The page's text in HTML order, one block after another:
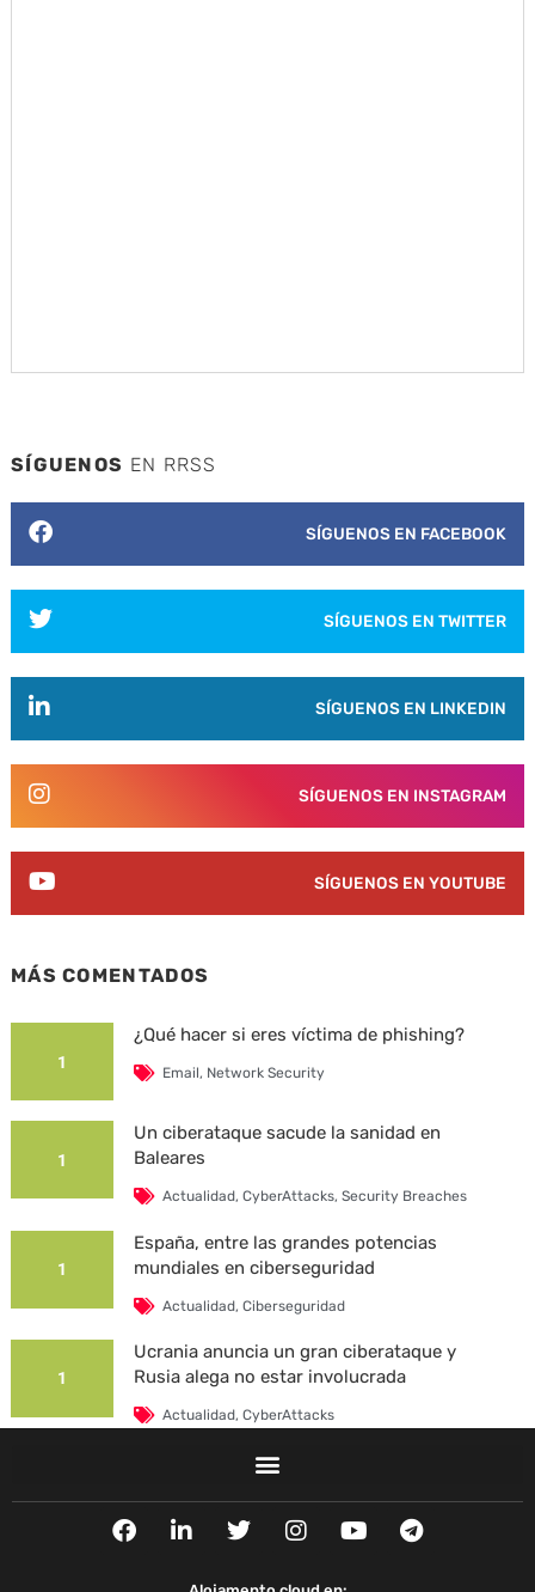
SÍGUENOS EN RRSS
SÍGUENOS EN FACEBOOK
SÍGUENOS EN TWITTER
SÍGUENOS EN LINKEDIN
SÍGUENOS EN INSTAGRAM
SÍGUENOS EN YOUTUBE
MÁS COMENTADOS
1
¿Qué hacer si eres víctima de phishing?
Email, Network Security
1
Un ciberataque sacude la sanidad en
Baleares
Actualidad,CyberAttacks,Security Breaches
1
España, entre las grandes potencias
mundiales en ciberseguridad
Actualidad,Ciberseguridad
1
Ucrania anuncia un gran ciberataque y
Rusia alega no estar involucrada
Actualidad,CyberAttacks
La Universidad Autónoma de Barcelona es
Actualidad,CyberAttacks ,Security Breaches
F
a
L
i
k
T
w
t
I
n
t
Y
o
T
e